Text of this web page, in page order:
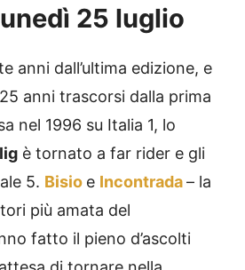
25 luglio
anni dall’ultima edizione, e
anni trascorsi dalla prima
nel 1996 su Italia 1, lo
è tornato a far rider e gli
5. Bisio e Incontrada– la
più amata del
fatto il pieno d’ascolti